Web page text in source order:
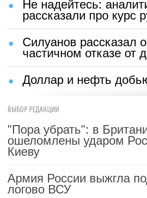
Не надейтесь:
рассказали про курс
Силуанов рассказал
частичном отказе от
Доллар и нефть
ВЫБОР РЕДАКЦИИ
"Пора убрать": в
ошеломлены ударом
Киеву
Армия России выжгла
логово ВСУ